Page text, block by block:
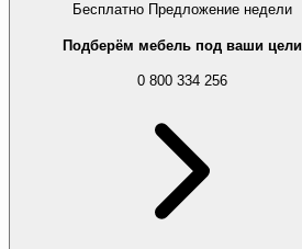
Бесплатно Предложение недели
Подберём мебель под ваши цели
0 800 334 256